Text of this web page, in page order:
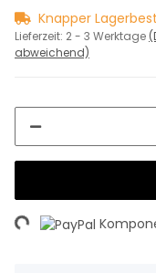
Knapper
Lieferzeit: 2 - 3 Werktage
abweichend)